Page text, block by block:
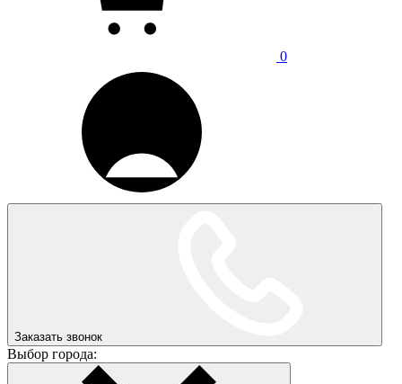
0
Заказать звонок
Выбор города: